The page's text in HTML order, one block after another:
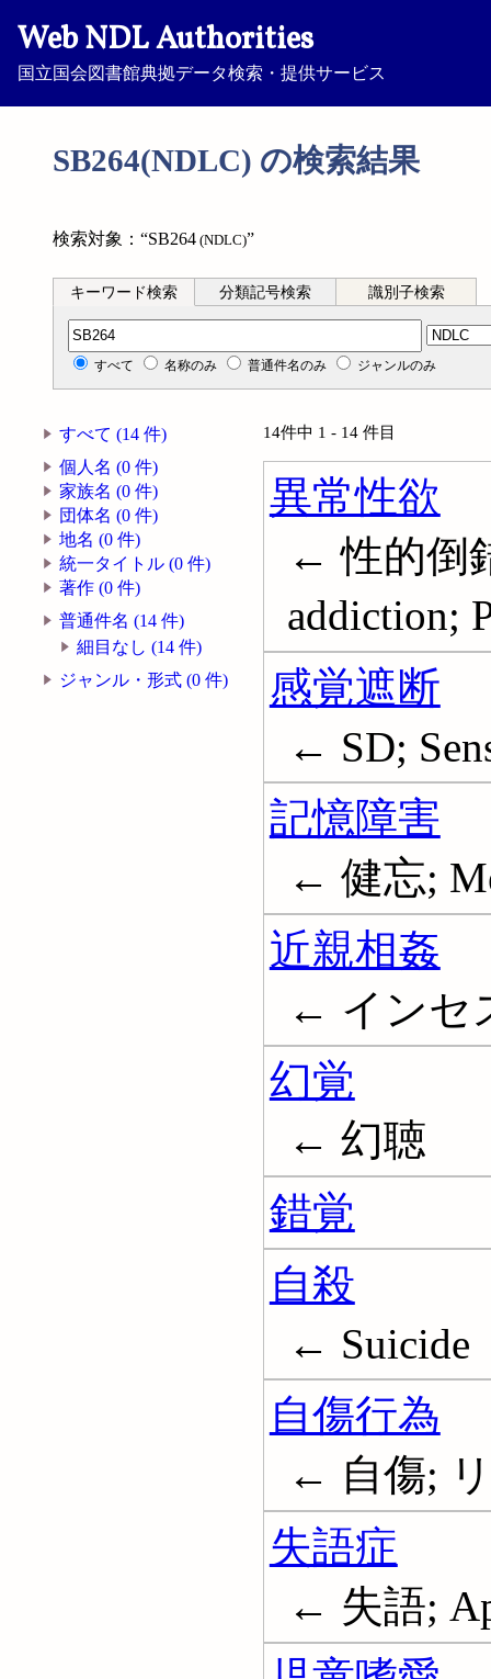
Web NDL Authorities
国立国会図書館典拠データ検索・提供サービス
SB264(NDLC) の検索結果
検索対象：“SB264 (NDLC)”
キーワード検索 分類記号検索 識別子検索
分類記号検索
すべて 名称のみ 普通件名のみ ジャンルのみ
すべて (14 件)
個人名 (0 件)
家族名 (0 件)
団体名 (0 件)
地名 (0 件)
統一タイトル (0 件)
著作 (0 件)
普通件名 (14 件)
細目なし (14 件)
ジャンル・形式 (0 件)
14件中 1 - 14 件目
異常性欲
← 性的倒
addiction;
感覚遮断
← SD;
記憶障害
← 健忘;
近親相姦
← インセ
幻覚
← 幻聴
錯覚
自殺
← Suicide
自傷行為
← 自傷;
失語症
← 失語;